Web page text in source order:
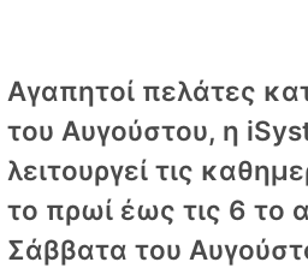
Αγαπητοί πελάτες
του Αυγούστου, η
λειτουργεί τις
το πρωί έως τις 6 το
Σάββατα του